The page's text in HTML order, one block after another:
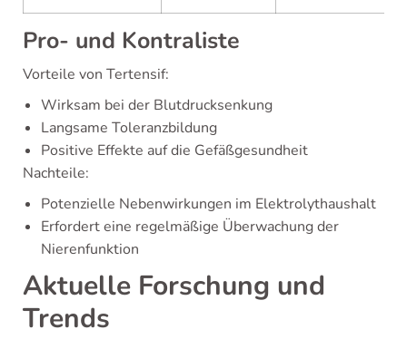
Pro- und Kontraliste
Vorteile von Tertensif:
Wirksam bei der Blutdrucksenkung
Langsame Toleranzbildung
Positive Effekte auf die Gefäßgesundheit
Nachteile:
Potenzielle Nebenwirkungen im Elektrolythaushalt
Erfordert eine regelmäßige Überwachung der
Nierenfunktion
Aktuelle Forschung und
Trends